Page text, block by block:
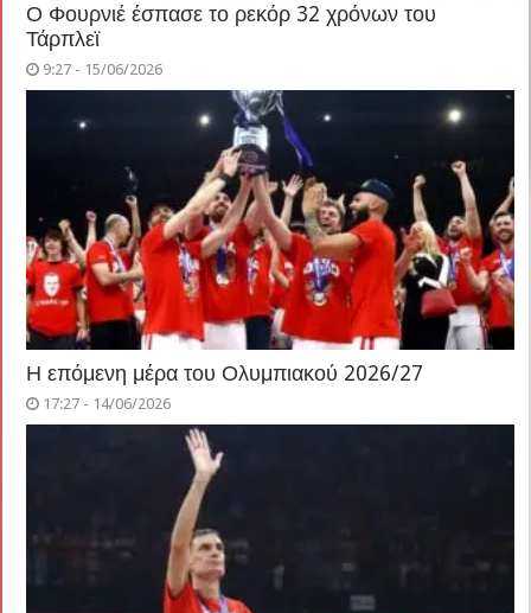
Ο Φουρνιέ έσπασε το ρεκόρ 32 χρόνων του
Τάρπλεϊ
9:27 - 15/06/2026
Η επόμενη μέρα του Ολυμπιακού 2026/27
17:27 - 14/06/2026